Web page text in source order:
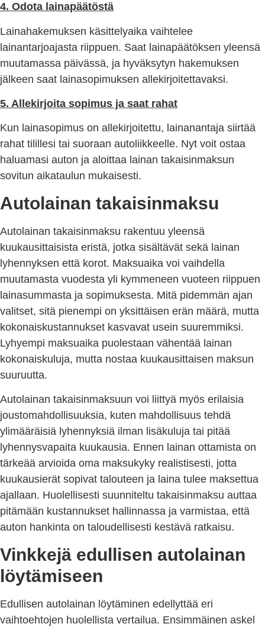
4. Odota lainapäätöstä
Lainahakemuksen käsittelyaika vaihtelee
lainantarjoajasta riippuen. Saat lainapäätöksen yleensä
muutamassa päivässä, ja hyväksytyn hakemuksen
jälkeen saat lainasopimuksen allekirjoitettavaksi.
5. Allekirjoita sopimus ja saat rahat
Kun lainasopimus on allekirjoitettu, lainanantaja siirtää
rahat tilillesi tai suoraan autoliikkeelle. Nyt voit ostaa
haluamasi auton ja aloittaa lainan takaisinmaksun
sovitun aikataulun mukaisesti.
Autolainan takaisinmaksu
Autolainan takaisinmaksu rakentuu yleensä
kuukausittaisista eristä, jotka sisältävät sekä lainan
lyhennyksen että korot. Maksuaika voi vaihdella
muutamasta vuodesta yli kymmeneen vuoteen riippuen
lainasummasta ja sopimuksesta. Mitä pidemmän ajan
valitset, sitä pienempi on yksittäisen erän määrä, mutta
kokonaiskustannukset kasvavat usein suuremmiksi.
Lyhyempi maksuaika puolestaan vähentää lainan
kokonaiskuluja, mutta nostaa kuukausittaisen maksun
suuruutta.
Autolainan takaisinmaksuun voi liittyä myös erilaisia
joustomahdollisuuksia, kuten mahdollisuus tehdä
ylimääräisiä lyhennyksiä ilman lisäkuluja tai pitää
lyhennysvapaita kuukausia. Ennen lainan ottamista on
tärkeää arvioida oma maksukyky realistisesti, jotta
kuukausierät sopivat talouteen ja laina tulee maksettua
ajallaan. Huolellisesti suunniteltu takaisinmaksu auttaa
pitämään kustannukset hallinnassa ja varmistaa, että
auton hankinta on taloudellisesti kestävä ratkaisu.
Vinkkejä edullisen autolainan
löytämiseen
Edullisen autolainan löytäminen edellyttää eri
vaihtoehtojen huolellista vertailua. Ensimmäinen askel